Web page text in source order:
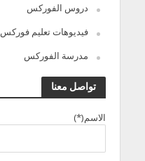
دروس الفوركس
فيديوهات تعليم فوركس
مدرسة الفوركس
تواصل معنا
الاسم(*)